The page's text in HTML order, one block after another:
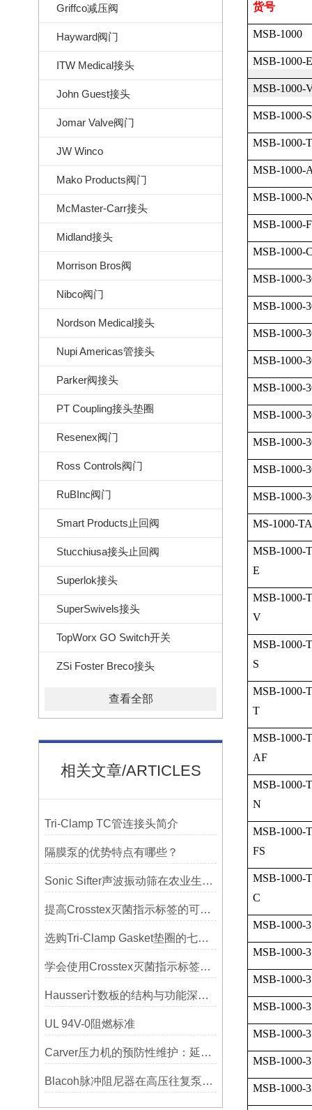
Griffco减压阀
Hayward阀门
ITW Medical接头
John Guest接头
Jomar Valve阀门
JW Winco
Mako Products阀门
McMaster-Carr接头
Midland接头
Morrison Bros阀
Nibco阀门
Nordson Medical接头
Nupi Americas管接头
Parker阀接头
PT Coupling接头垫圈
Resenex阀门
Ross Controls阀门
RuBInc阀门
Smart Products止回阀
Stucchiusa接头止回阀
Superlok接头
SuperSwivels接头
TopWorx GO Switch开关
ZSi Foster Breco接头
查看全部
相关文章/ARTICLES
Tri-Clamp TC管连接头简介
隔膜泵的优势特点有哪些？
Sonic Sifter声波振动筛在农业生产中的应用与优化
提高Crosstex灭菌指示标签的可见性和识别度的方法
选购Tri-Clamp Gasket垫圈的七大要点
学会使用Crosstex灭菌指示标签提高无菌保证水平
Hausser计数板的结构与功能深度解析
UL 94V-0阻燃标准
Carver压力机的预防性维护：延长使用寿命的技巧
Blacoh脉冲阻尼器在高压往复泵系统中的应用
货号
MSB-1000
MSB-1000-E
MSB-1000-
MSB-1000-S
MSB-1000-T
MSB-1000-
MSB-1000-
MSB-1000-
MSB-1000-
MSB-1000-
MSB-1000-
MSB-1000-
MSB-1000-
MSB-1000-
MSB-1000-
MSB-1000-
MSB-1000-
MSB-1000-
MS-1000-
MSB-1000-
E
MSB-1000-
V
MSB-1000-
S
MSB-1000-
T
MSB-1000-
AF
MSB-1000-
N
MSB-1000-
FS
MSB-1000-
C
MSB-1000-
MSB-1000-
MSB-1000-
MSB-1000-
MSB-1000-
MSB-1000-
MSB-1000-